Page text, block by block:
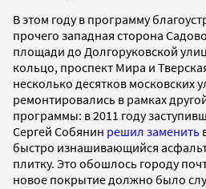
В этом году в программу
прочего западная сторона
площади до Долгоруковской
кольцо, проспект Мира и
несколько десятков московских
ремонтировались в рамках
программы: в 2011 году
Сергей Собянин решил заменить
быстро изнашивающийся
плитку. Это обошлось городу
новое покрытие должно было